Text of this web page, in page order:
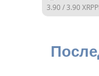
3.90/ 3.90